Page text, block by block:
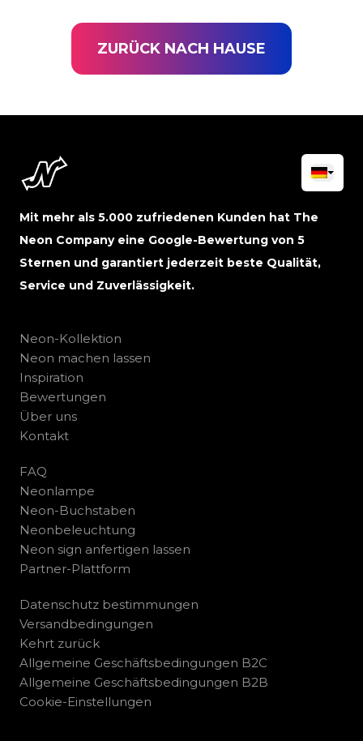
ZURÜCK NACH HAUSE
Mit mehr als 5.000 zufriedenen Kunden hat The
Neon Company eine Google-Bewertung von 5
Sternen und garantiert jederzeit beste Qualität,
Service und Zuverlässigkeit.
Neon-Kollektion
Neon machen lassen
Inspiration
Bewertungen
Über uns
Kontakt
FAQ
Neonlampe
Neon-Buchstaben
Neonbeleuchtung
Neon sign anfertigen lassen
Partner-Plattform
Datenschutz bestimmungen
Versandbedingungen
Kehrt zurück
Allgemeine Geschäftsbedingungen B2C
Allgemeine Geschäftsbedingungen B2B
Cookie-Einstellungen